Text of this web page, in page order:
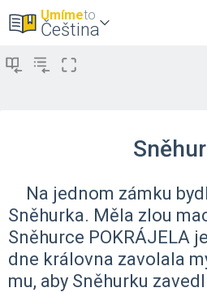
Umímeto
Čeština
Na jednom zámku
Sněhurka. Měla zlou
Sněhurce POKRÁJELA
dne královna zavolala
mu, aby Sněhurku